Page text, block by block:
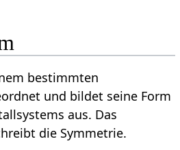
bestimmten
und bildet seine Form
aus. Das
die Symmetrie.